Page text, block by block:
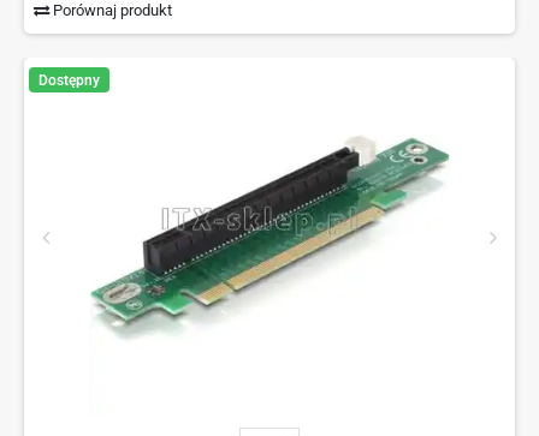
Porównaj produkt
Dostępny